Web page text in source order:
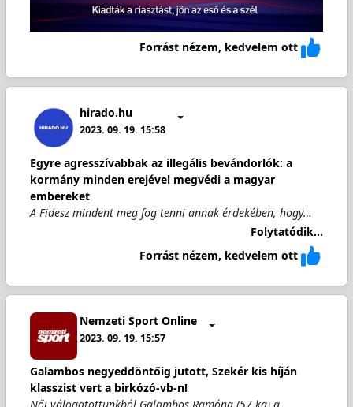
Forrást nézem, kedvelem ott
hirado.hu
2023. 09. 19. 15:58
Egyre agresszívabbak az illegális bevándorlók: a
kormány minden erejével megvédi a magyar
embereket
A Fidesz mindent meg fog tenni annak érdekében, hogy…
Folytatódik...
Forrást nézem, kedvelem ott
Nemzeti Sport Online
2023. 09. 19. 15:57
Galambos negyeddöntőig jutott, Szekér kis híján
klasszist vert a birkózó-vb-n!
Női válogatottunkból Galambos Ramóna (57 kg) a